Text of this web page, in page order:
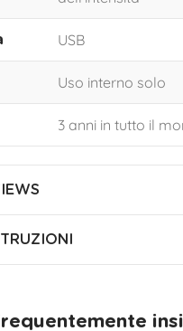
USB
Uso interno solo
3 anni in tutto il